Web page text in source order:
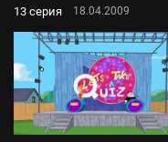
13 серия 18.04.2009